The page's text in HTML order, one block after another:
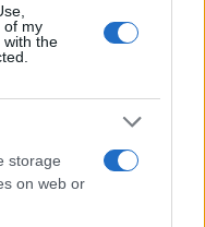
of my
with the
storage
on web or